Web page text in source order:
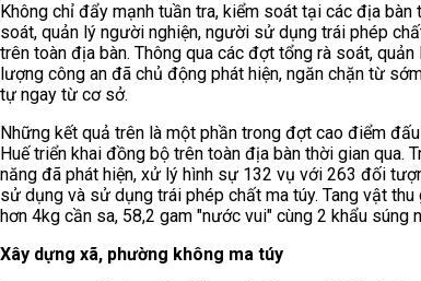
Không chỉ đẩy mạnh tuần tra, kiểm soát tại các địa
soát, quản lý người nghiện, người sử dụng trái phép
trên toàn địa bàn. Thông qua các đợt tổng rà soát,
lượng công an đã chủ động phát hiện, ngăn chặn từ
tự ngay từ cơ sở.
Những kết quả trên là một phần trong đợt cao điểm
Huế triển khai đồng bộ trên toàn địa bàn thời gian qua.
năng đã phát hiện, xử lý hình sự 132 vụ với 263 đối
sử dụng và sử dụng trái phép chất ma túy. Tang vật
hơn 4kg cần sa, 58,2 gam "nước vui" cùng 2 khẩu súng
Xây dựng xã, phường không ma túy